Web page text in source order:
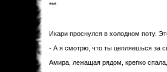
***
Икари проснулся в холодном поту.
- А я смотрю, что ты цепляешься за
Амира, лежащая рядом, крепко